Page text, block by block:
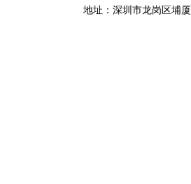
地址：深圳市龙岗区埔